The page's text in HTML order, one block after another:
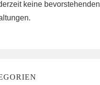
keine bevorstehenden